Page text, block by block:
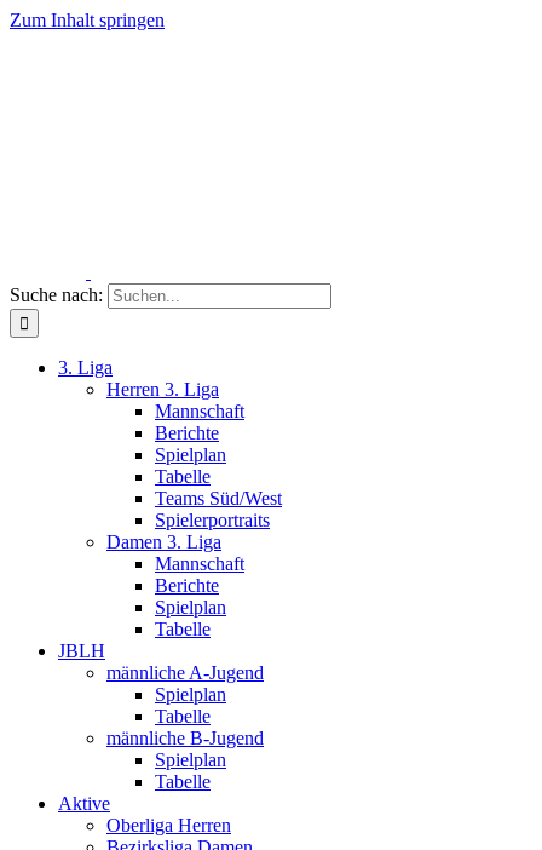
Zum Inhalt springen
Suche nach:
3. Liga
Herren 3. Liga
Mannschaft
Berichte
Spielplan
Tabelle
Teams Süd/West
Spielerportraits
Damen 3. Liga
Mannschaft
Berichte
Spielplan
Tabelle
JBLH
männliche A-Jugend
Spielplan
Tabelle
männliche B-Jugend
Spielplan
Tabelle
Aktive
Oberliga Herren